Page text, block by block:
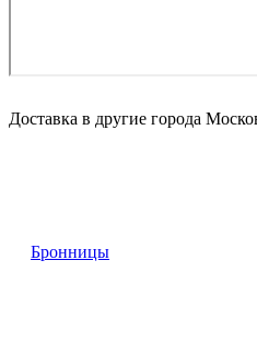
Доставка в другие города
Бронницы